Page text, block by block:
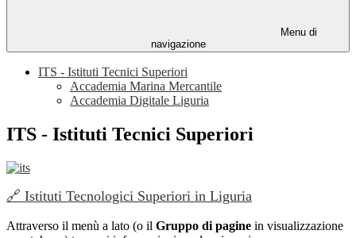
Menu di
navigazione
ITS - Istituti Tecnici Superiori
Accademia Marina Mercantile
Accademia Digitale Liguria
ITS - Istituti Tecnici Superiori
🔗 Istituti Tecnologici Superiori in Liguria
Attraverso il menù a lato (o il Gruppo di pagine in visualizzazione